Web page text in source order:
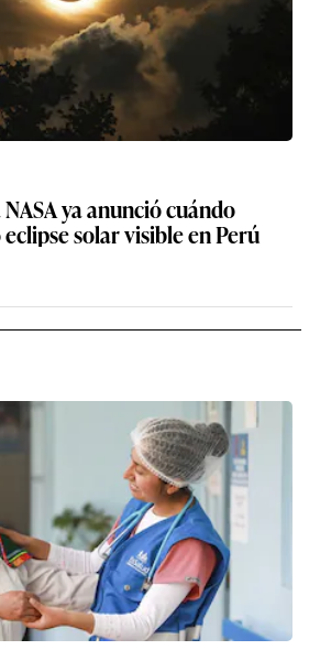
ya anunció cuándo
solar visible en Perú